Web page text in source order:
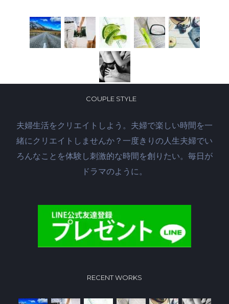
COUPLE STYLE
夫婦生活をクリエイトしよう。夫婦で楽しい時間を一
緒にクリエイトしませんか？一度きりの人生夫婦でい
ろんなことを体験し刺激的な時間を創りたい。毎日が
ドラマのように。
RECENT WORKS